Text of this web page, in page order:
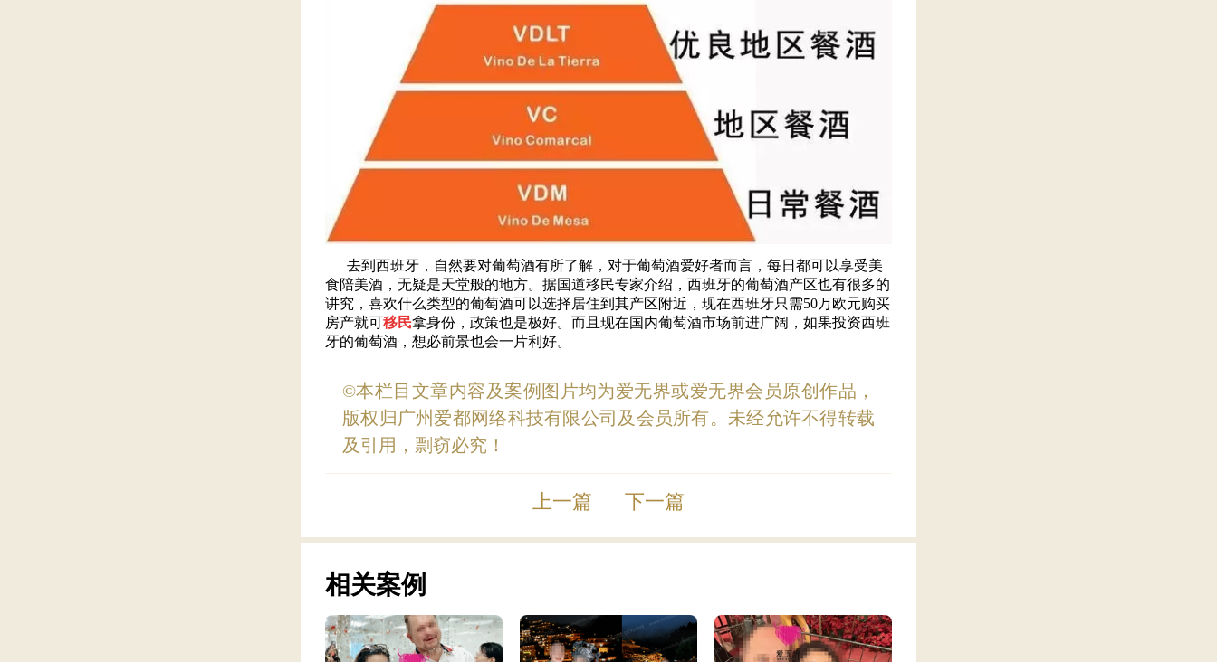
去到西班牙，自然要对葡萄酒有所了解，对于葡萄酒爱好者而言，每日都可以享受美
食陪美酒，无疑是天堂般的地方。据国道移民专家介绍，西班牙的葡萄酒产区也有很多的
讲究，喜欢什么类型的葡萄酒可以选择居住到其产区附近，现在西班牙只需50万欧元购买
房产就可移民拿身份，政策也是极好。而且现在国内葡萄酒市场前进广阔，如果投资西班
牙的葡萄酒，想必前景也会一片利好。
©本栏目文章内容及案例图片均为爱无界或爱无界会员原创作品，
版权归广州爱都网络科技有限公司及会员所有。未经允许不得转载
及引用，剽窃必究！
上一篇 下一篇
相关案例